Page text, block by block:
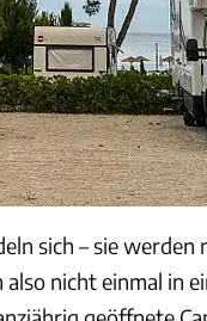
sich – sie
nicht einmal in